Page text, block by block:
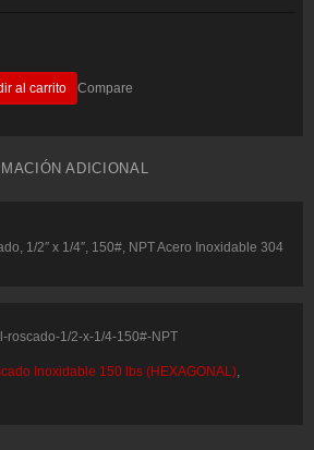
al carrito Compare
ADICIONAL
1/2″ x 1/4″, 150#, NPT Acero Inoxidable 304
roscado-1/2-x-1/4-150#-NPT
Inoxidable 150 lbs (HEXAGONAL),